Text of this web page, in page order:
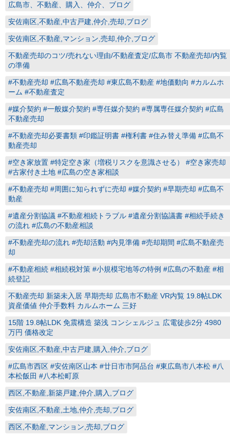
広島市、不動産、購入、仲介、ブログ
安佐南区,不動産,中古戸建,仲介,売却,ブログ
安佐南区,不動産,マンション,売却,仲介,ブログ
不動産売却のコツ/売れない理由/不動産査定/広島市 不動産売却/内覧
の準備
#不動産売却 #広島不動産売却 #東広島不動産 #地価動向 #カルムホ
ーム #不動産査定
#媒介契約 #一般媒介契約 #専任媒介契約 #専属専任媒介契約 #広島
不動産売却
#不動産売却必要書類 #印鑑証明書 #権利書 #住み替え準備 #広島不
動産売却
#空き家放置 #特定空き家（増税リスクを意識させる） #空き家売却
#古家付き土地 #広島の空き家相談
#不動産売却 #周囲に知られずに売却 #媒介契約 #早期売却 #広島不
動産
#遺産分割協議 #不動産相続トラブル #遺産分割協議書 #相続手続き
の流れ #広島の不動産相談
#不動産売却の流れ #売却活動 #内見準備 #売却期間 #広島不動産売
却
#不動産相続 #相続税対策 #小規模宅地等の特例 #広島の不動産 #相
続登記
不動産売却 新築未入居 早期売却 広島市不動産 VR内覧 19.8帖LDK
資産価値 仲介手数料 カルムホーム 三好
15階 19.8帖LDK 免震構造 築浅 コンシェルジュ 広電徒歩2分 4980
万円 価格改定
安佐南区,不動産,中古戸建,購入,仲介,ブログ
#広島市西区 #安佐南区山本 #廿日市市阿品台 #東広島市八本松 #八
本松飯田 #八本松町原
西区,不動産,新築戸建,仲介,購入,ブログ
安佐南区,不動産,土地,仲介,売却,ブログ
西区,不動産,マンション,売却,ブログ